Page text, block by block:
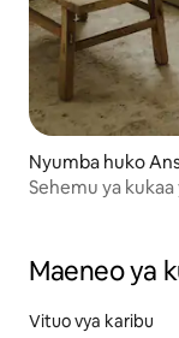
Nyumba huko
Sehemu ya kukaa
Maeneo ya
Vituo vya karibu